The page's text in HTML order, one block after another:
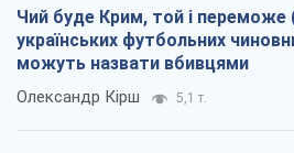
Чий буде Крим, той і переможе
українських футбольних
можуть назвати вбивцями
Олександр Кірш 5,1 т.